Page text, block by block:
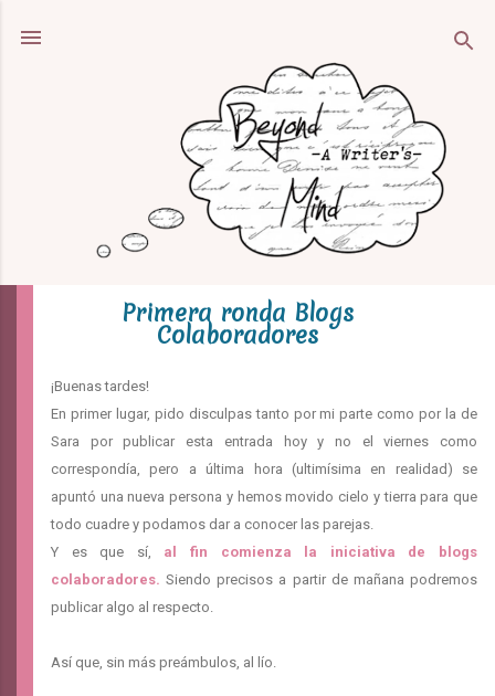
Primera ronda Blogs
Colaboradores
¡Buenas tardes!
En primer lugar, pido disculpas tanto por mi parte como por la de
Sara por publicar esta entrada hoy y no el viernes como
correspondía, pero a última hora (ultimísima en realidad) se
apuntó una nueva persona y hemos movido cielo y tierra para que
todo cuadre y podamos dar a conocer las parejas.
Y es que sí, al fin comienza la iniciativa de blogs
colaboradores.Siendo precisos a partir de mañana podremos
publicar algo al respecto.
Así que, sin más preámbulos, al lío.